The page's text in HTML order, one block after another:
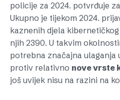
policije za 2024. potvrđuje
Ukupno je tijekom 2024.
kaznenih djela
njih 2390. U takvim
potrebna značajna ulaganja
protiv relativno nove vrste
još uvijek nisu na razini na